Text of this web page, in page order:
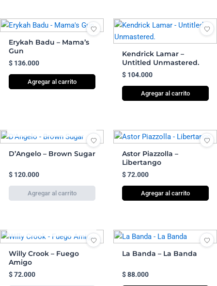
Erykah Badu – Mama’s
Gun
$136.000
Agregar al carrito
Kendrick Lamar –
Untitled Unmastered.
$104.000
Agregar al carrito
D’Angelo – Brown Sugar
$120.000
Astor Piazzolla –
Libertango
$72.000
Agregar al carrito
Willy Crook – Fuego
Amigo
$72.000
La Banda – La Banda
$88.000